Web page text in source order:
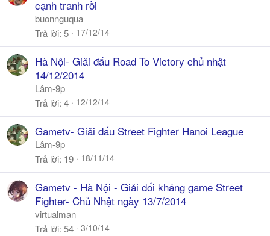
cạnh tranh rồi
buonnguqua
Trả lời 5 17/12/14
Hà Nội- Giải đấu Road To Victory chủ nhật
14/12/2014
Lâm-9p
Trả lời 4 12/12/14
Gametv- Giải đấu Street Fighter Hanoi League
Lâm-9p
Trả lời 19 18/11/14
Gametv - Hà Nội - Giải đối kháng game Street
Fighter- Chủ Nhật ngày 13/7/2014
virtualman
Trả lời 54 3/10/14